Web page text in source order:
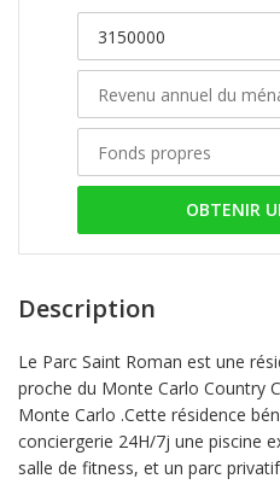
OBTENIR
Description
Le Parc Saint Roman est une
proche du Monte Carlo Country
Monte Carlo .Cette résidence
conciergerie 24H/7j une piscine
salle de fitness, et un parc